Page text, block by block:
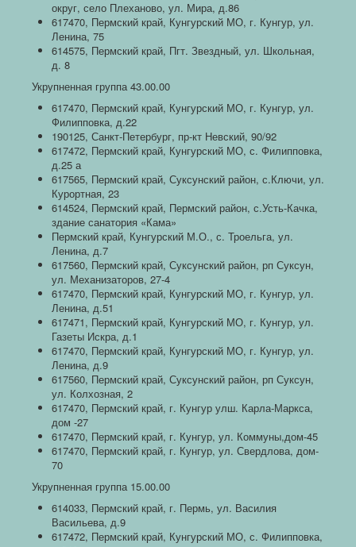
округ, село Плеханово, ул. Мира, д.86
617470, Пермский край, Кунгурский МО, г. Кунгур, ул.
Ленина, 75
614575, Пермский край, Пгт. Звездный, ул. Школьная,
д. 8
Укрупненная группа 43.00.00
617470, Пермский край, Кунгурский МО, г. Кунгур, ул.
Филипповка, д.22
190125, Санкт-Петербург, пр-кт Невский, 90/92
617472, Пермский край, Кунгурский МО, с. Филипповка,
д.25 а
617565, Пермский край, Суксунский район, с.Ключи, ул.
Курортная, 23
614524, Пермский край, Пермский район, с.Усть-Качка,
здание санатория «Кама»
Пермский край, Кунгурский М.О., с. Троельга, ул.
Ленина, д.7
617560, Пермский край, Суксунский район, рп Суксун,
ул. Механизаторов, 27-4
617470, Пермский край, Кунгурский МО, г. Кунгур, ул.
Ленина, д.51
617471, Пермский край, Кунгурский МО, г. Кунгур, ул.
Газеты Искра, д.1
617470, Пермский край, Кунгурский МО, г. Кунгур, ул.
Ленина, д.9
617560, Пермский край, Суксунский район, рп Суксун,
ул. Колхозная, 2
617470, Пермский край, г. Кунгур улш. Карла-Маркса,
дом -27
617470, Пермский край, г. Кунгур, ул. Коммуны,дом-45
617470, Пермский край, г. Кунгур, ул. Свердлова, дом-
70
Укрупненная группа 15.00.00
614033, Пермский край, г. Пермь, ул. Василия
Васильева, д.9
617472, Пермский край, Кунгурский МО, с. Филипповка,